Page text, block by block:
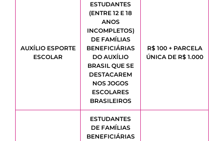
AUXÍLIO ESPORTE
ESCOLAR
ESTUDANTES
(ENTRE 12 E 18
ANOS
INCOMPLETOS)
DE FAMÍLIAS
BENEFICIÁRIAS
DO AUXÍLIO
BRASIL QUE SE
DESTACAREM
NOS JOGOS
ESCOLARES
BRASILEIROS
R$ 100 + PARCELA
ÚNICA DE R$ 1.000
ESTUDANTES
DE FAMÍLIAS
BENEFICIÁRIAS